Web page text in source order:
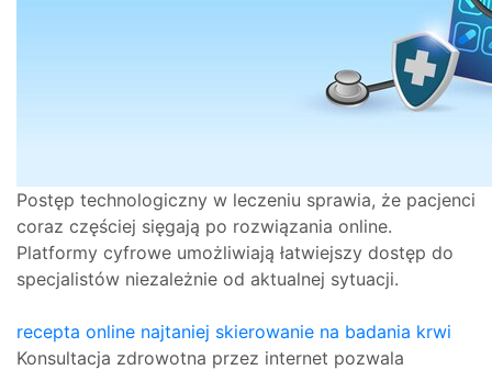
Postęp technologiczny w leczeniu sprawia, że pacjenci
coraz częściej sięgają po rozwiązania online.
Platformy cyfrowe umożliwiają łatwiejszy dostęp do
specjalistów niezależnie od aktualnej sytuacji.
recepta online najtaniej skierowanie na badania krwi
Konsultacja zdrowotna przez internet pozwala